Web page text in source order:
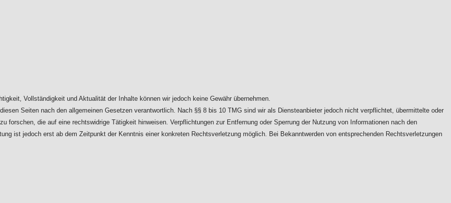
Vollständigkeit und Aktualität der Inhalte können wir jedoch keine Gewähr übernehmen.
Seiten nach den allgemeinen Gesetzen verantwortlich. Nach §§ 8 bis 10 TMG sind wir als Diensteanbieter jedoch nicht verpflichtet, übermittelte oder
forschen, die auf eine rechtswidrige Tätigkeit hinweisen. Verpflichtungen zur Entfernung oder Sperrung der Nutzung von Informationen nach den
ist jedoch erst ab dem Zeitpunkt der Kenntnis einer konkreten Rechtsverletzung möglich. Bei Bekanntwerden von entsprechenden Rechtsverletzungen